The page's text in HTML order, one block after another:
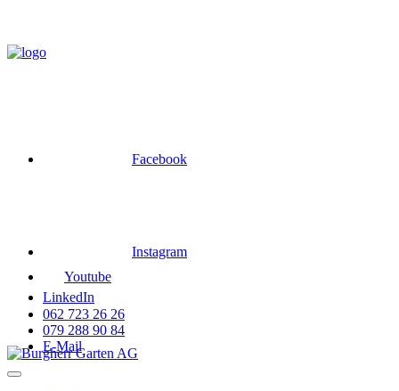
Skip
Facebook
Instagram
Youtube
LinkedIn
062 723 26 26
079 288 90 84
E-Mail